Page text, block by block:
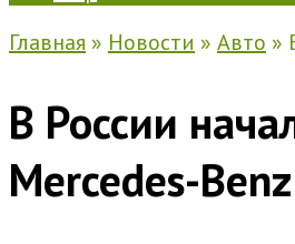
Главная » Новости » Авто »
В России
Mercedes-